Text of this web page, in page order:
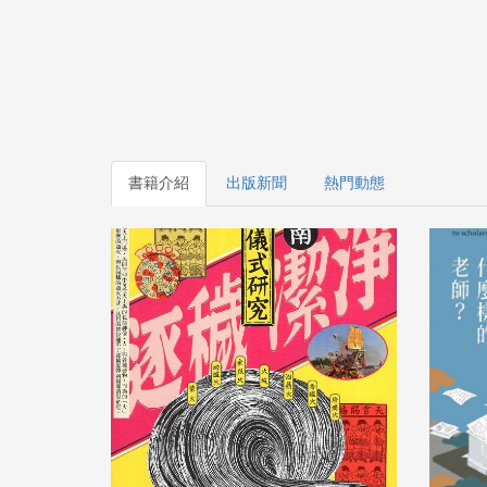
書籍介紹 出版新聞 熱門動態